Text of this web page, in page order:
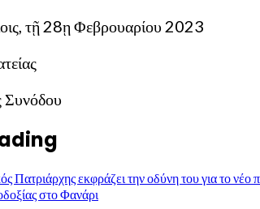
τῇ 28ῃ Φεβρουαρίου 2023
Συνόδου
Πατριάρχης εκφράζει την οδύνη του για το
στο Φανάρι